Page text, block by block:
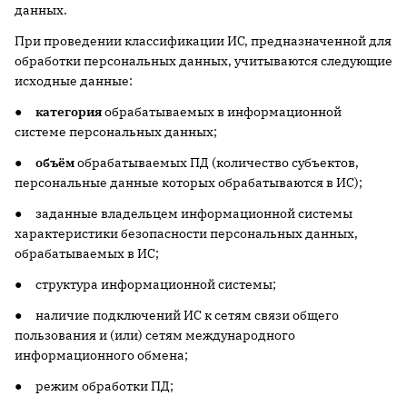
данных.
При проведении классификации ИС, предназначенной для
обработки персональных данных, учитываются следующие
исходные данные:
● категорияобрабатываемых в информационной
системе персональных данных;
● объёмобрабатываемых ПД (количество субъектов,
персональные данные которых обрабатываются в ИС);
● заданные владельцем информационной системы
характеристики безопасности персональных данных,
обрабатываемых в ИС;
● структура информационной системы;
● наличие подключений ИС к сетям связи общего
пользования и (или) сетям международного
информационного обмена;
● режим обработки ПД;